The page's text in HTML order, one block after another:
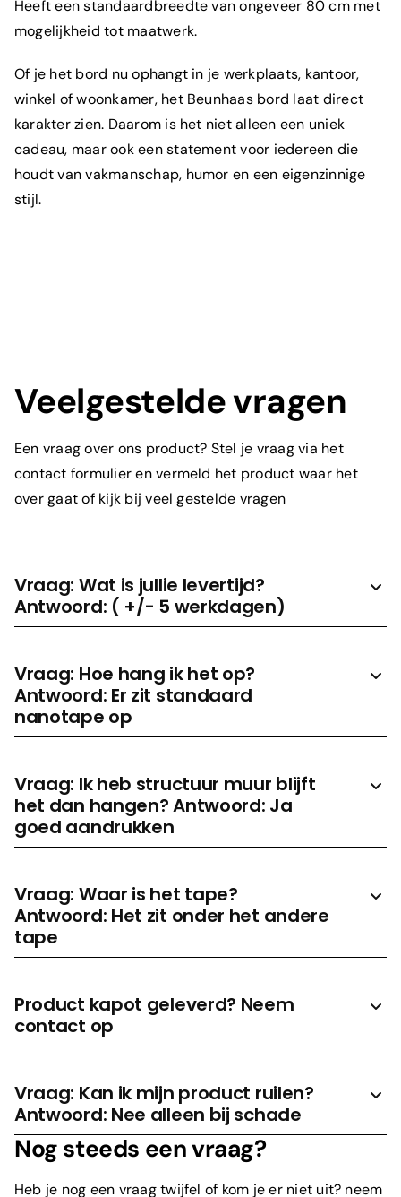
Heeft een standaardbreedte van ongeveer 80 cm met
mogelijkheid tot maatwerk.
Of je het bord nu ophangt in je werkplaats, kantoor,
winkel of woonkamer, het Beunhaas bord laat direct
karakter zien. Daarom is het niet alleen een uniek
cadeau, maar ook een statement voor iedereen die
houdt van vakmanschap, humor en een eigenzinnige
stijl.
Veelgestelde vragen
Een vraag over ons product? Stel je vraag via het
contact formulier en vermeld het product waar het
over gaat of kijk bij veel gestelde vragen
Vraag: Wat is jullie levertijd?
Antwoord: ( +/- 5 werkdagen)
Vraag: Hoe hang ik het op?
Antwoord: Er zit standaard
nanotape op
Vraag: Ik heb structuur muur blijft
het dan hangen? Antwoord: Ja
goed aandrukken
Vraag: Waar is het tape?
Antwoord: Het zit onder het andere
tape
Product kapot geleverd? Neem
contact op
Vraag: Kan ik mijn product ruilen?
Antwoord: Nee alleen bij schade
Nog steeds een vraag?
Heb je nog een vraag twijfel of kom je er niet uit? neem
Wat is je e-mailadres?*
Om welk product gaat het?*
Toelichting
Prijs aanvragen